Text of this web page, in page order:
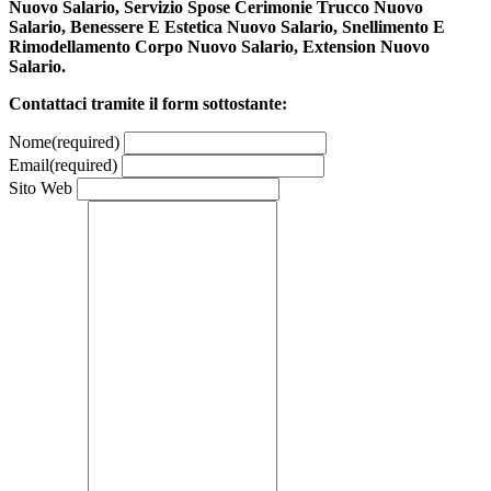
Nuovo Salario, Servizio Spose Cerimonie Trucco Nuovo
Salario, Benessere E Estetica Nuovo Salario, Snellimento E
Rimodellamento Corpo Nuovo Salario, Extension Nuovo
Salario.
Contattaci tramite il form sottostante:
Nome(required)
Email(required)
Sito Web